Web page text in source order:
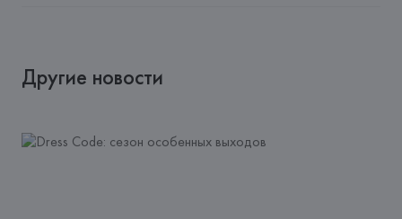
Другие новости